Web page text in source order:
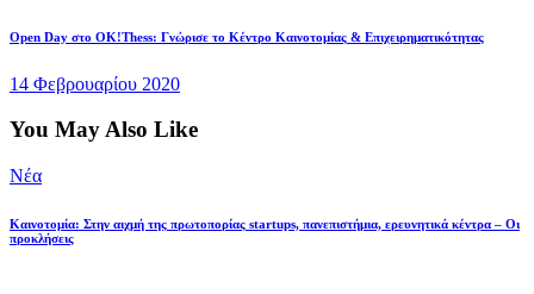
Open Day στο ΟK!Τhess: Γνώρισε το Κέντρο Καινοτομίας & Επιχειρηματικότητας
14 Φεβρουαρίου 2020
You May Also Like
Νέα
Καινοτομία: Στην αιχμή της πρωτοπορίας startups, πανεπιστήμια, ερευνητικά κέντρα – Οι
προκλήσεις